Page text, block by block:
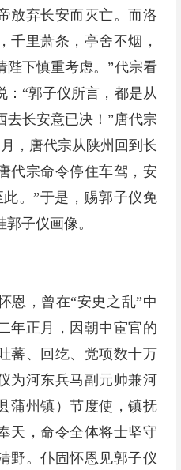
放弃长安而灭亡。而洛
千里萧条，亭舍不烟，
陛下慎重考虑。”代宗看
：“郭子仪所言，都是从
去长安意已决！”唐代宗
，唐代宗从陕州回到长
代宗命令停住车驾，安
。”于是，赐郭子仪免
子仪画像。
，曾在“安史之乱”中
年正月，因朝中宦官的
蕃、回纥、党项数十万
为河东兵马副元帅兼河
蒲州镇）节度使，镇抚
天，命令全体将士坚守
野。仆固怀恩见郭子仪